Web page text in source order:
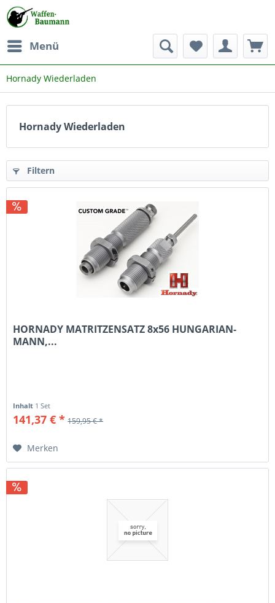
Menü
Hornady Wiederladen
Hornady Wiederladen
Filtern
HORNADY MATRITZENSATZ 8x56 HUNGARIAN-
MANN,...
Inhalt 1 Set
141,37 € * 159,95 € *
Merken